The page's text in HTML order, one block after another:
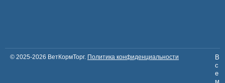
© 2025-2026 ВетКормТорг. Политика конфиденциальности
В
с
е
м